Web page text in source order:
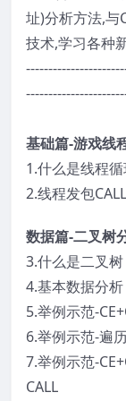
址)分析方法,与
技术,学习各种
基础篇-游戏线
1.什么是线程
2.线程发包
数据篇-二叉树
3.什么是二叉树
4.基本数据分析
5.举例示范-
6.举例示范-遍
7.举例示范-
CALL